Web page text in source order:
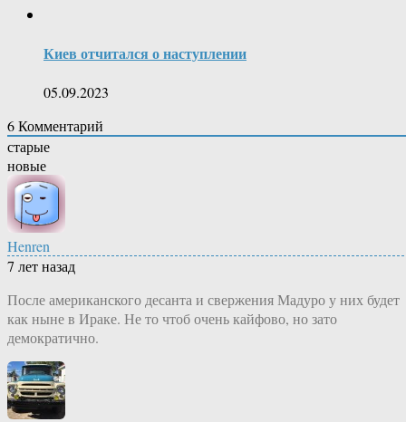
Киев отчитался о наступлении
05.09.2023
6Комментарий
старые
новые
Henren
7 лет назад
После американского десанта и свержения Мадуро у них будет
как ныне в Ираке. Не то чтоб очень кайфово, но зато
демократично.